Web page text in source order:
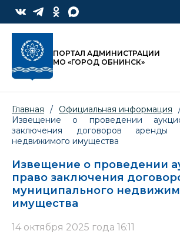
ПОРТАЛ АДМИНИСТРАЦИИ
МО «ГОРОД ОБНИНСК»
Главная / Официальная информация
Извещение о проведении
заключения договоров аренды
недвижимого имущества
Извещение о проведении
право заключения
муниципального
имущества
14 октября 2025 года 16:11